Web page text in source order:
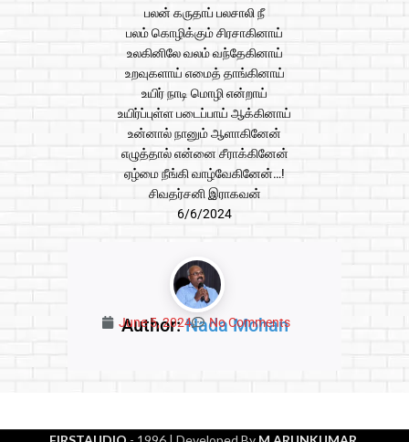
பலன் கருதாப் பலசாலி நீ
பலம் கொழிக்கும் சிரசாகினாய்
உலகினிலே வலம் வந்தேகினாய்
உறவுகளாய் எமைத் தாங்கினாய்
உயிர் நாடி மொழி என்றாய்
உயிர்ப்புள்ள படைப்பாய் ஆக்கினாய்
உன்னால் நானும் ஆளாகினேன்
எழுத்தால் என்னை சீராக்கினேன்
ஏழ்மை நீங்கி வாழ்வேகினேன்…!
சிவதர்சனி இராகவன்
6/6/2024
Author:Nada Mohan
June 5, 2024 No Comments